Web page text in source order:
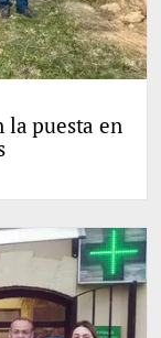
la puesta en